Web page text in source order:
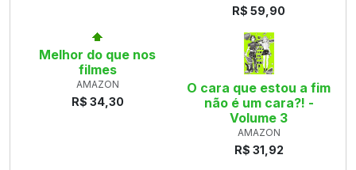
R$ 59,90
Melhor do que nos
filmes
AMAZON
R$ 34,30
O cara que estou a fim
não é um cara?! -
Volume 3
AMAZON
R$ 31,92